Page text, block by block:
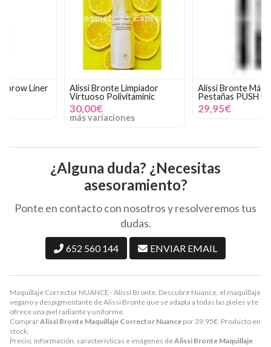
Maquillaje Corrector NUANCE - Alissi Bronte. Descubre Nuance, el maquillaje
vegano y despigmentante de Alissi Bronte que se adapta a todas las pieles y te
ofrece una piel radiante y uniforme.
ComprarAlissi Bronte Maquillaje Corrector Nuance por39,95€ . Producto en
stock.
Precio, información, características e imágenes deAlissi Bronte Maquillaje
Alissi Bronte Limpiador
Virtuoso Polivitaminic
más variaciones
Alissi Bronte Máscara de
Pestañas PUSH UP
¿Alguna duda? ¿Necesitas
asesoramiento?
Ponte en contacto con nosotros y resolveremos tus
dudas.
652 560 144 ENVIAR EMAIL